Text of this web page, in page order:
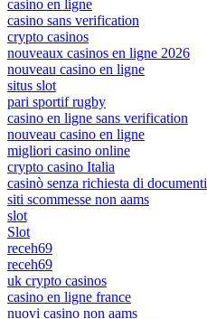
casino en ligne
casino sans verification
crypto casinos
nouveaux casinos en ligne 2026
nouveau casino en ligne
situs slot
pari sportif rugby
casino en ligne sans verification
nouveau casino en ligne
migliori casino online
crypto casino Italia
casinò senza richiesta di documenti
siti scommesse non aams
slot
Slot
receh69
receh69
uk crypto casinos
casino en ligne france
nuovi casino non aams